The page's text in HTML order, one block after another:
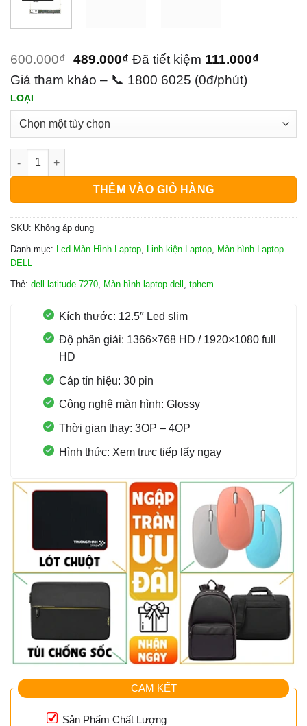
600.000₫ 489.000₫ Đã tiết kiệm 111.000₫
Giá tham khảo – 📞 1800 6025 (0đ/phút)
LOẠI
Màn Hình Laptop Dell Latitude 7270 số lượng
THÊM VÀO GIỎ HÀNG
SKU: Không áp dụng
Danh mục: Lcd Màn Hình Laptop Linh kiện Laptop
Màn hình Laptop
DELL
Thẻ: dell latitude 7270 Màn hình laptop dell tphcm
Kích thước: 12.5″ Led slim
Độ phân giải: 1366×768 HD / 1920×1080 full
HD
Cáp tín hiệu: 30 pin
Công nghệ màn hình: Glossy
Thời gian thay: 3OP – 4OP
Hình thức: Xem trực tiếp lấy ngay
CAM KẾT
Sản Phẩm Chất Lượng